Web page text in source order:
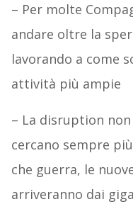
– Per molte
andare oltre la
lavorando a come
attività più ampie
– La disruption
cercano sempre
che guerra, le
arriveranno dai